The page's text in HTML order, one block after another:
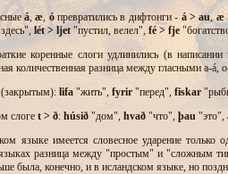
á,æ, óпревратились в дифтонги - á >au,æ
lét > ljet "пустил, велел", fé > fje
коренные слоги удлинились (в написании
количественная разница между гласными а-á,
(закрытым): lifa "жить", fyrir "перед", fiskar
слоге t > ð: húsið "дом", hvað "что", þau "это",
языке имеется словесное ударение
разница между "простым" и "сложным
была, конечно, и в исландском языке, но